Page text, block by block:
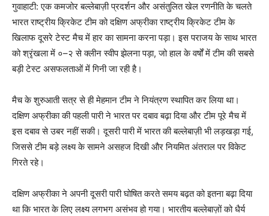
गुवाहाटी: एक कमजोर बल्लेबाज़ी प्रदर्शन और असंतुलित खेल रणनीति के चलते
भारत राष्ट्रीय क्रिकेट टीम को दक्षिण अफ्रीका राष्ट्रीय क्रिकेट टीम के
खिलाफ दूसरे टेस्ट मैच में हार का सामना करना पड़ा। इस पराजय के साथ भारत
को श्रृंखला में ०–२ से क्लीन स्वीप झेलना पड़ा, जो हाल के वर्षों में टीम की सबसे
बड़ी टेस्ट असफलताओं में गिनी जा रही है।
मैच के शुरुआती सत्र से ही मेहमान टीम ने नियंत्रण स्थापित कर लिया था।
दक्षिण अफ्रीका की पहली पारी ने भारत पर दबाव बढ़ा दिया और टीम पूरे मैच में
इस दबाव से उबर नहीं सकी। दूसरी पारी में भारत की बल्लेबाज़ी भी लड़खड़ा गई,
जिससे टीम बड़े लक्ष्य के सामने असहज दिखी और नियमित अंतराल पर विकेट
गिरते रहे।
दक्षिण अफ्रीका ने अपनी दूसरी पारी घोषित करते समय बढ़त को इतना बढ़ा दिया
था कि भारत के लिए लक्ष्य लगभग असंभव हो गया। भारतीय बल्लेबाज़ों को धैर्य